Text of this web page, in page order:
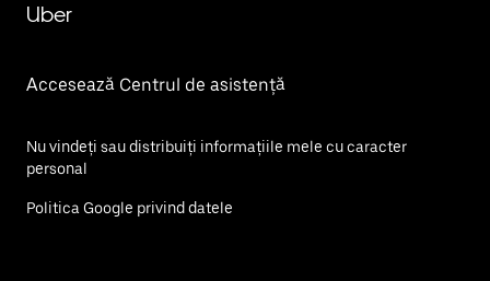
Uber
Accesează Centrul de asistență
Nu vindeți sau distribuiți informațiile mele cu caracter
personal
Politica Google privind datele